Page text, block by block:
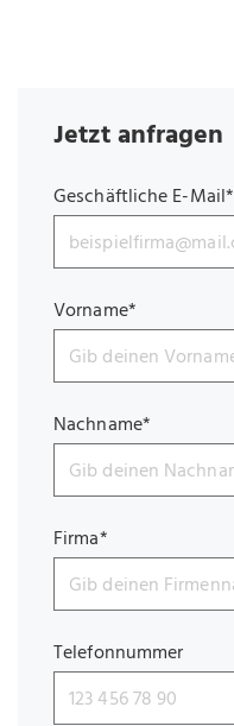
Jetzt anfragen
Geschäftliche E-Mail*
Vorname*
Nachname*
Firma*
Telefonnummer